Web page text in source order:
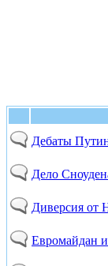
Дебаты
Дело
Диверсия от
Евромайдан